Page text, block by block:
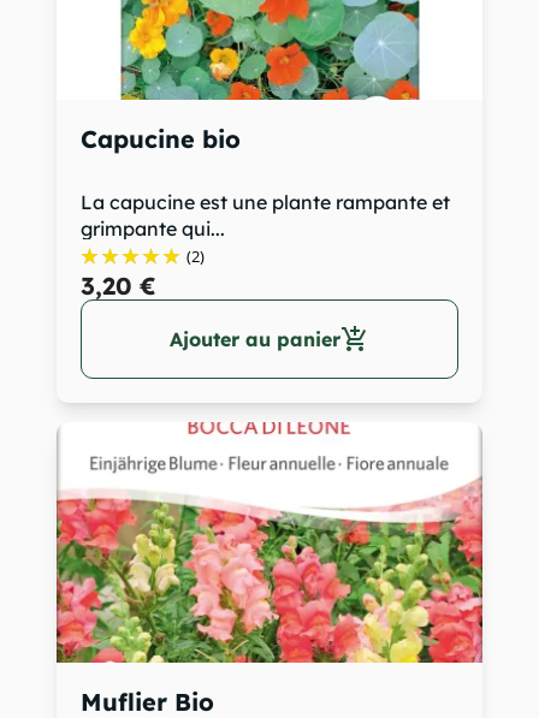
Capucine bio
La capucine est une plante rampante et
grimpante qui...
(2)
3,20 €
Ajouter au panieradd_shopping_cart
Muflier Bio